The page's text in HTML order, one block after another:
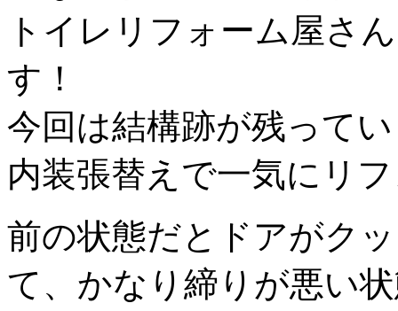
トイレリフォーム屋さ
す！
今回は結構跡が残って
内装張替えで一気にリ
前の状態だとドアがク
て、かなり締りが悪い